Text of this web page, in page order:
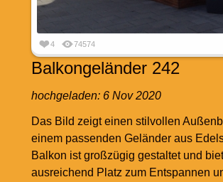
4 74574
Balkongeländer 242
hochgeladen: 6 Nov 2020
Das Bild zeigt einen stilvollen
einem passenden Geländer aus
Balkon ist großzügig gestaltet und
ausreichend Platz zum Entspannen